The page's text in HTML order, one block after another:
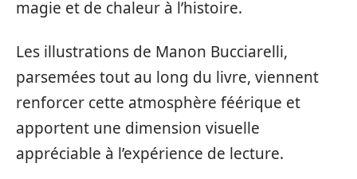
magie et de chaleur à l’histoire.
Les illustrations de Manon Bucciarelli,
parsemées tout au long du livre, viennent
renforcer cette atmosphère féérique et
apportent une dimension visuelle
appréciable à l’expérience de lecture.